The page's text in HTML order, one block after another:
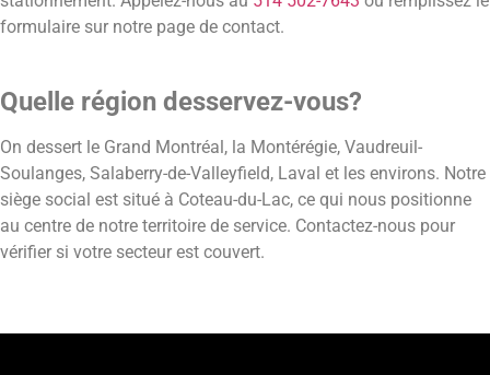
formulaire sur notre page de contact.
Quelle région desservez-vous?
On dessert le Grand Montréal, la Montérégie, Vaudreuil-
Soulanges, Salaberry-de-Valleyfield, Laval et les environs. Notre
siège social est situé à Coteau-du-Lac, ce qui nous positionne
au centre de notre territoire de service. Contactez-nous pour
vérifier si votre secteur est couvert.